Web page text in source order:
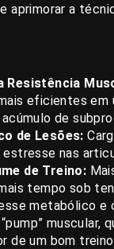
aprimorar a
Resistência
eficientes em
de
de Lesões:
estresse nas
de Treino:
tempo sob
metabólico e
muscular,
de um bom